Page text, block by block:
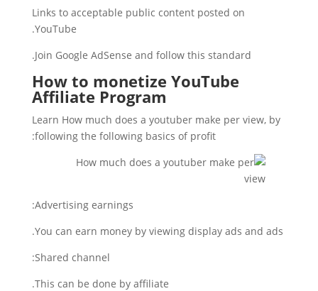
Links to acceptable public content posted on
YouTube.
Join Google AdSense and follow this standard.
How to monetize YouTube
Affiliate Program
Learn How much does a youtuber make per view, by
following the following basics of profit:
Advertising earnings:
You can earn money by viewing display ads and ads.
Shared channel:
This can be done by affiliate.